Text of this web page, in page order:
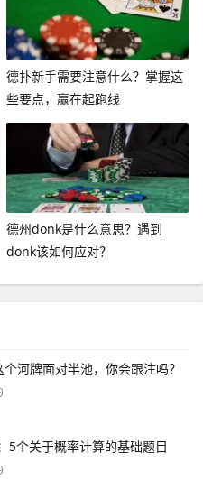
德扑新手需要注意什么？掌握这
些要点，赢在起跑线
德州donk是什么意思？遇到
donk该如何应对？
河牌面对半池，你会跟注吗？
5个关于概率计算的基础题目